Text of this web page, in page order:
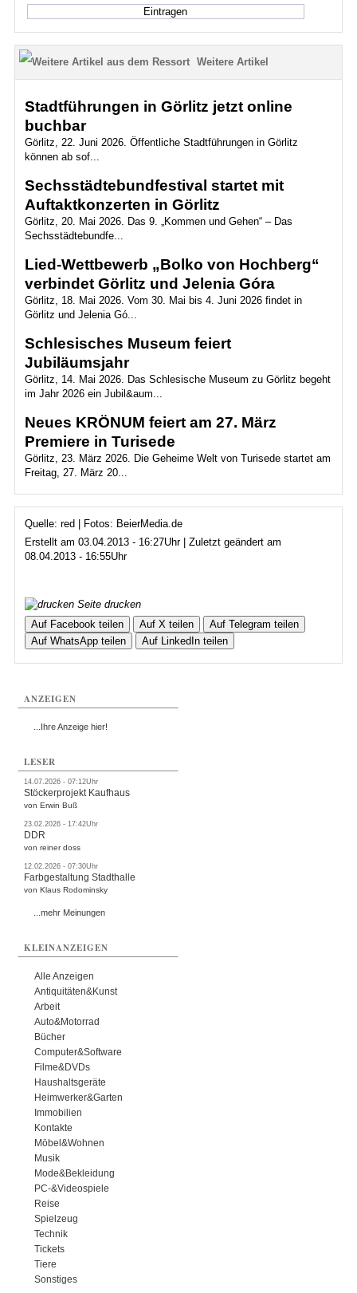
Weitere Artikel
Stadtführungen in Görlitz jetzt online
buchbar
Görlitz, 22. Juni 2026. Öffentliche Stadtführungen in Görlitz
können ab sof...
Sechsstädtebundfestival startet mit
Auftaktkonzerten in Görlitz
Görlitz, 20. Mai 2026. Das 9. „Kommen und Gehen“ – Das
Sechsstädtebundfe...
Lied-Wettbewerb „Bolko von Hochberg“
verbindet Görlitz und Jelenia Góra
Görlitz, 18. Mai 2026. Vom 30. Mai bis 4. Juni 2026 findet in
Görlitz und Jelenia Gó...
Schlesisches Museum feiert
Jubiläumsjahr
Görlitz, 14. Mai 2026. Das Schlesische Museum zu Görlitz begeht
im Jahr 2026 ein Jubil&aum...
Neues KRÖNUM feiert am 27. März
Premiere in Turisede
Görlitz, 23. März 2026. Die Geheime Welt von Turisede startet am
Freitag, 27. März 20...
Quelle: red | Fotos: BeierMedia.de
Erstellt am 03.04.2013 - 16:27Uhr | Zuletzt geändert am
08.04.2013 - 16:55Uhr
Seite drucken
Auf Facebook teilen
Auf X teilen
Auf Telegram teilen
Auf WhatsApp teilen
Auf LinkedIn teilen
ANZEIGEN
...Ihre Anzeige hier!
LESER
14.07.2026 - 07:12Uhr
Stöckerprojekt Kaufhaus
von Erwin Buß
23.02.2026 - 17:42Uhr
DDR
von reiner doss
12.02.2026 - 07:30Uhr
Farbgestaltung Stadthalle
von Klaus Rodominsky
...mehr Meinungen
KLEINANZEIGEN
Alle Anzeigen
Antiquitäten&Kunst
Arbeit
Auto&Motorrad
Bücher
Computer&Software
Filme&DVDs
Haushaltsgeräte
Heimwerker&Garten
Immobilien
Kontakte
Möbel&Wohnen
Musik
Mode&Bekleidung
PC-&Videospiele
Reise
Spielzeug
Technik
Tickets
Tiere
Sonstiges